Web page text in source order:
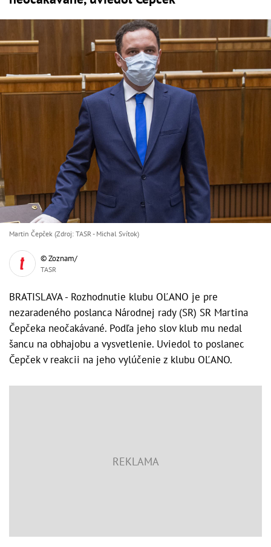
Martin Čepček (Zdroj: TASR - Michal Svítok)
© Zoznam/
TASR
BRATISLAVA - Rozhodnutie klubu OĽANO je pre
nezaradeného poslanca Národnej rady (SR) SR Martina
Čepčeka neočakávané. Podľa jeho slov klub mu nedal
šancu na obhajobu a vysvetlenie. Uviedol to poslanec
Čepček v reakcii na jeho vylúčenie z klubu OĽANO.